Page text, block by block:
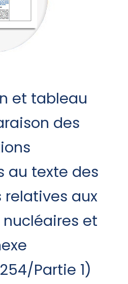
et tableau
des
au texte des
relatives aux
et
Partie 1)